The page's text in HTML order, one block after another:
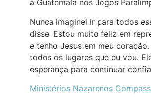
a Guatemala nos Jogos
Nunca imaginei ir para todos
disse. Estou muito feliz em
e tenho Jesus em meu
todos os lugares que eu vou.
esperança para continuar
Ministérios Nazarenos